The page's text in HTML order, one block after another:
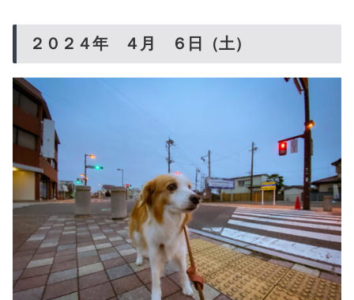
２０２４年 ４月 ６日（土）